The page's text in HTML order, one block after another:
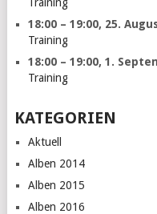
18:00 – 19:00, 25.
Training
18:00 – 19:00, 1.
Training
KATEGORIEN
Aktuell
Alben 2014
Alben 2015
Alben 2016